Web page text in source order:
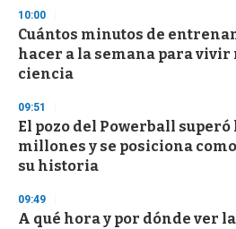
d
s
o
f
3
s
e
c
o
n
10:00
Cuántos minutos de
hacer a la semana para vivir
ciencia
09:51
El pozo del Powerball superó
millones y se posiciona
su historia
09:49
A qué hora y por dónde ver